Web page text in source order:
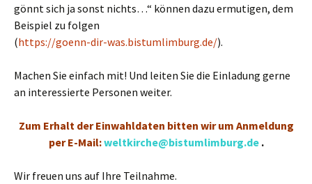
gönnt sich ja sonst nichts…“ können dazu ermutigen, dem
Beispiel zu folgen
(https://goenn-dir-was.bistumlimburg.de/).
Machen Sie einfach mit! Und leiten Sie die Einladung gerne
an interessierte Personen weiter.
Zum Erhalt der Einwahldaten bitten wir um Anmeldung
per E-Mail:weltkirche@bistumlimburg.de.
Wir freuen uns auf Ihre Teilnahme.